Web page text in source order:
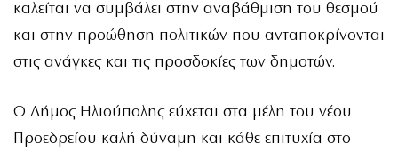
καλείται να συμβάλει στην αναβάθμιση του θεσμού
και στην προώθηση πολιτικών που ανταποκρίνονται
στις ανάγκες και τις προσδοκίες των δημοτών.
Ο Δήμος Ηλιούπολης εύχεται στα μέλη του νέου
Προεδρείου καλή δύναμη και κάθε επιτυχία στο